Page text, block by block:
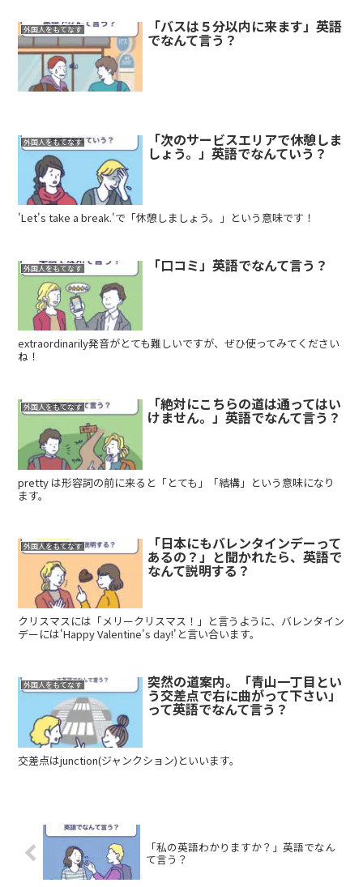
外国人をもてなす 「バスは５分以内に来ます」英語
でなんて言う？
外国人をもてなす 「次のサービスエリアで休憩しま
しょう。」英語でなんていう？
'Let's take a break.'で「休憩しましょう。」という意味です！
外国人をもてなす 「口コミ」英語でなんて言う？
extraordinarily発音がとても難しいですが、ぜひ使ってみてください
ね！
外国人をもてなす 「絶対にこちらの道は通ってはい
けません。」英語でなんて言う？
pretty は形容詞の前に来ると「とても」「結構」という意味になり
ます。
外国人をもてなす 「日本にもバレンタインデーって
あるの？」と聞かれたら、英語で
なんて説明する？
クリスマスには「メリークリスマス！」と言うように、バレンタイン
デーには'Happy Valentine's day!'と言い合います。
外国人をもてなす 突然の道案内。「青山一丁目とい
う交差点で右に曲がって下さい」
って英語でなんて言う？
交差点はjunction(ジャンクション)といいます。
「私の英語わかりますか？」英語でなん
て言う？